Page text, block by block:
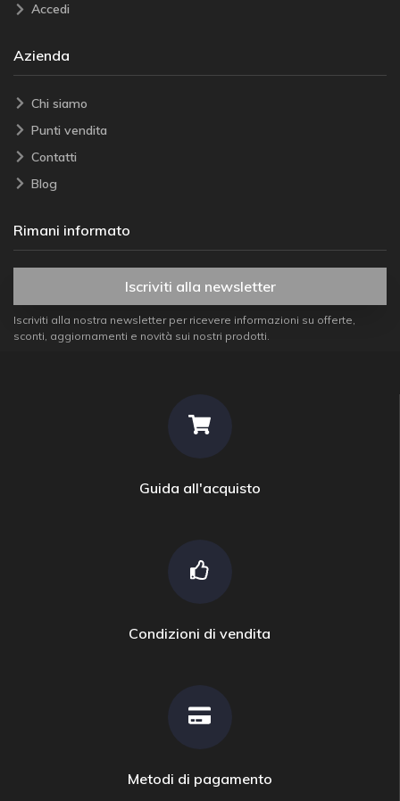
Accedi
Azienda
Chi siamo
Punti vendita
Contatti
Blog
Rimani informato
Iscriviti alla newsletter
Iscriviti alla nostra newsletter per ricevere informazioni su offerte,
sconti, aggiornamenti e novità sui nostri prodotti.
Guida all'acquisto
Condizioni di vendita
Metodi di pagamento